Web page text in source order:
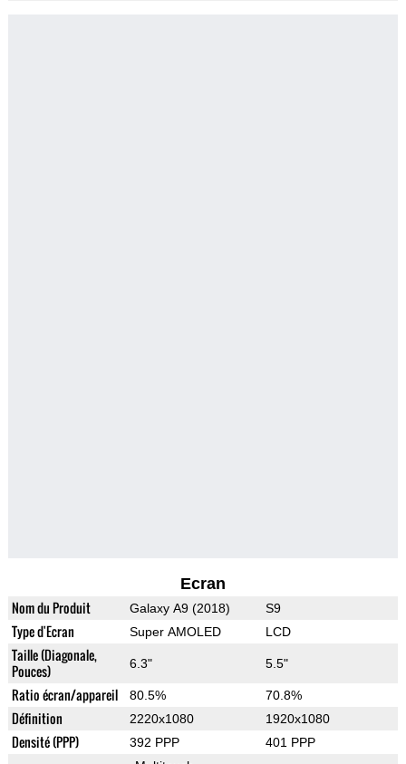
Ecran
Nom du Produit Galaxy A9 (2018) S9
Type d'Ecran Super AMOLED LCD
Taille (Diagonale,
Pouces)
6.3" 5.5"
Ratio écran/appareil 80.5% 70.8%
Définition 2220x1080 1920x1080
Densité (PPP) 392 PPP 401 PPP